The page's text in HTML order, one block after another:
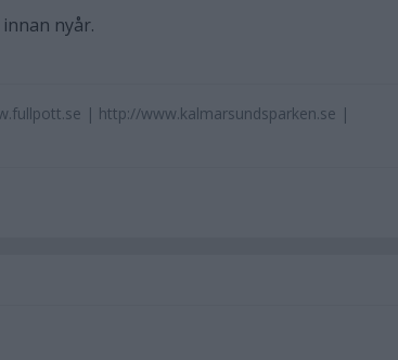
nyår.
| http://www.kalmarsundsparken.se |